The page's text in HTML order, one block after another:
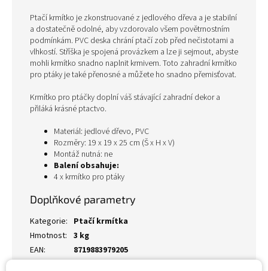
Ptačí krmítko je zkonstruované z jedlového dřeva a je stabilní
a dostatečně odolné, aby vzdorovalo všem povětrnostním
podmínkám. PVC deska chrání ptačí zob před nečistotami a
vlhkostí. Stříška je spojená provázkem a lze ji sejmout, abyste
mohli krmítko snadno naplnit krmivem. Toto zahradní krmítko
pro ptáky je také přenosné a můžete ho snadno přemisťovat.
Krmítko pro ptáčky doplní váš stávající zahradní dekor a
přiláká krásné ptactvo.
Materiál: jedlové dřevo, PVC
Rozměry: 19 x 19 x 25 cm (Š x H x V)
Montáž nutná: ne
Balení obsahuje:
4 x krmítko pro ptáky
Doplňkové parametry
Kategorie: Ptačí krmítka
Hmotnost: 3 kg
EAN: 8719883979205